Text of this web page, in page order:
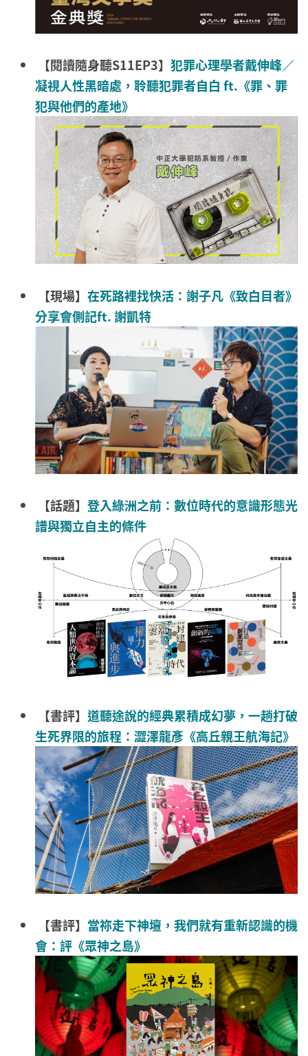
【閱讀隨身聽S11EP3】 犯罪心理學者戴伸峰／
凝視人性黑暗處，聆聽犯罪者自白 ft.《罪、罪
犯與他們的產地》
【現場】 在死路裡找快活：謝子凡《致白目者》
分享會側記ft. 謝凱特
【話題】 登入綠洲之前：數位時代的意識形態光
譜與獨立自主的條件
【書評】 道聽途說的經典累積成幻夢，一趟打破
生死界限的旅程：澀澤龍彥《高丘親王航海記》
【書評】 當祢走下神壇，我們就有重新認識的機
會：評《眾神之島》